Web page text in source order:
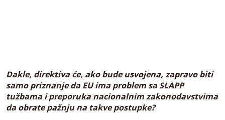
Dakle, direktiva će, ako bude usvojena, zapravo biti
samo priznanje da EU ima problem sa SLAPP
tužbama i preporuka nacionalnim zakonodavstvima
da obrate pažnju na takve postupke?